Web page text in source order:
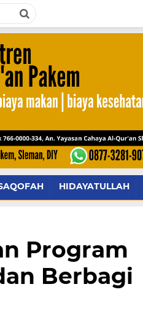
HIDAYATULLAH
Program
Berbagi